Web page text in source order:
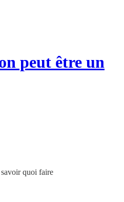
peut être un
quoi faire